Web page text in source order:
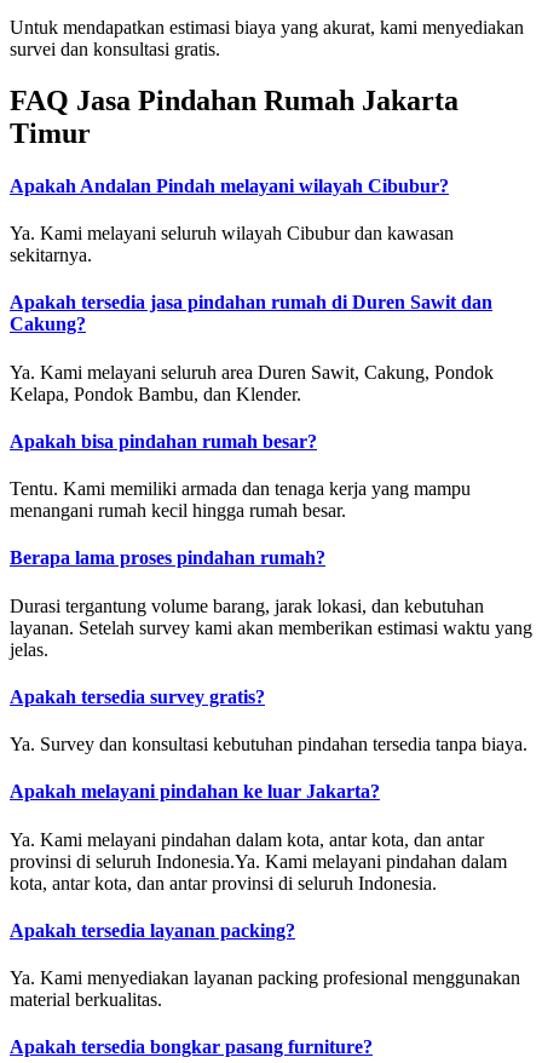
Untuk mendapatkan estimasi biaya yang akurat, kami menyediakan
survei dan konsultasi gratis.
FAQ Jasa Pindahan Rumah Jakarta
Timur
Apakah Andalan Pindah melayani wilayah Cibubur?
Ya. Kami melayani seluruh wilayah Cibubur dan kawasan
sekitarnya.
Apakah tersedia jasa pindahan rumah di Duren Sawit dan
Cakung?
Ya. Kami melayani seluruh area Duren Sawit, Cakung, Pondok
Kelapa, Pondok Bambu, dan Klender.
Apakah bisa pindahan rumah besar?
Tentu. Kami memiliki armada dan tenaga kerja yang mampu
menangani rumah kecil hingga rumah besar.
Berapa lama proses pindahan rumah?
Durasi tergantung volume barang, jarak lokasi, dan kebutuhan
layanan. Setelah survey kami akan memberikan estimasi waktu yang
jelas.
Apakah tersedia survey gratis?
Ya. Survey dan konsultasi kebutuhan pindahan tersedia tanpa biaya.
Apakah melayani pindahan ke luar Jakarta?
Ya. Kami melayani pindahan dalam kota, antar kota, dan antar
provinsi di seluruh Indonesia.Ya. Kami melayani pindahan dalam
kota, antar kota, dan antar provinsi di seluruh Indonesia.
Apakah tersedia layanan packing?
Ya. Kami menyediakan layanan packing profesional menggunakan
material berkualitas.
Apakah tersedia bongkar pasang furniture?